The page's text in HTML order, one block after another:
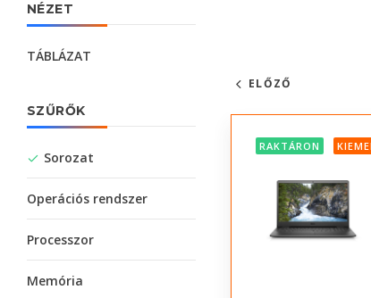
NÉZET
TÁBLÁZAT
SZŰRŐK
Sorozat
Operációs rendszer
Processzor
Memória
ELŐZŐ
RAKTÁRON